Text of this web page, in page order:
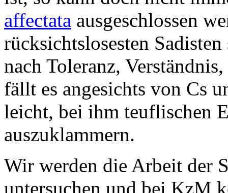
affectata ausgeschlossen
rücksichtslosesten
nach Toleranz,
fällt es angesichts von Cs
leicht, bei ihm teuflischen
auszuklammern.
Wir werden die Arbeit der
untersuchen und bei KzM